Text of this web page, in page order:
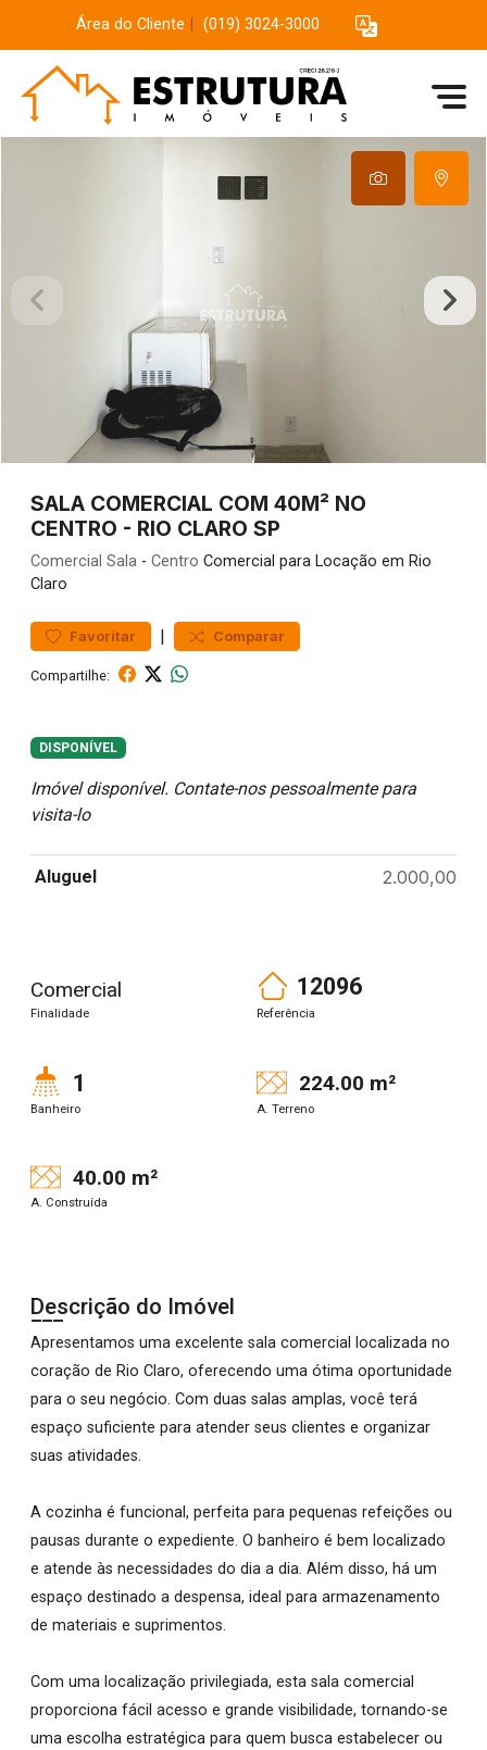
Área do Cliente (019) 3024-3000
SALA COMERCIAL COM 40M² NO
CENTRO - RIO CLARO SP
Comercial Sala - Centro Comercial para Locação em Rio
Claro
Favoritar | Comparar
Compartilhe:
DISPONÍVEL
Imóvel disponível. Contate-nos pessoalmente para
visita-lo
Aluguel 2.000,00
Comercial
Finalidade
12096
Referência
1
Banheiro
224.00 m²
A. Terreno
40.00 m²
A. Construída
Descrição do Imóvel
Apresentamos uma excelente sala comercial localizada no
coração de Rio Claro, oferecendo uma ótima oportunidade
para o seu negócio. Com duas salas amplas, você terá
espaço suficiente para atender seus clientes e organizar
suas atividades.
A cozinha é funcional, perfeita para pequenas refeições ou
pausas durante o expediente. O banheiro é bem localizado
e atende às necessidades do dia a dia. Além disso, há um
espaço destinado a despensa, ideal para armazenamento
de materiais e suprimentos.
Com uma localização privilegiada, esta sala comercial
proporciona fácil acesso e grande visibilidade, tornando-se
uma escolha estratégica para quem busca estabelecer ou